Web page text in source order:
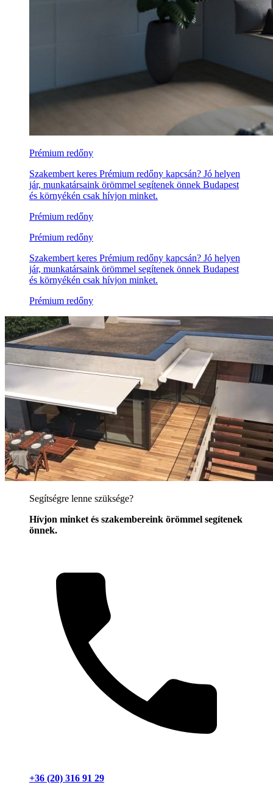
Prémium redőny
Szakembert keres Prémium redőny kapcsán? Jó helyen
jár, munkatársaink örömmel segítenek önnek Budapest
és környékén csak hívjon minket.
Prémium redőny
Prémium redőny
Szakembert keres Prémium redőny kapcsán? Jó helyen
jár, munkatársaink örömmel segítenek önnek Budapest
és környékén csak hívjon minket.
Prémium redőny
Segítségre lenne szüksége?
Hívjon minket és szakembereink örömmel segítenek
önnek.
+36 (20) 316 91 29